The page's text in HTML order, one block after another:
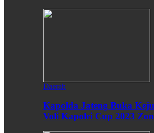
Daerah
Kapolda Jateng Buka
Voli Kapolri Cup 2023